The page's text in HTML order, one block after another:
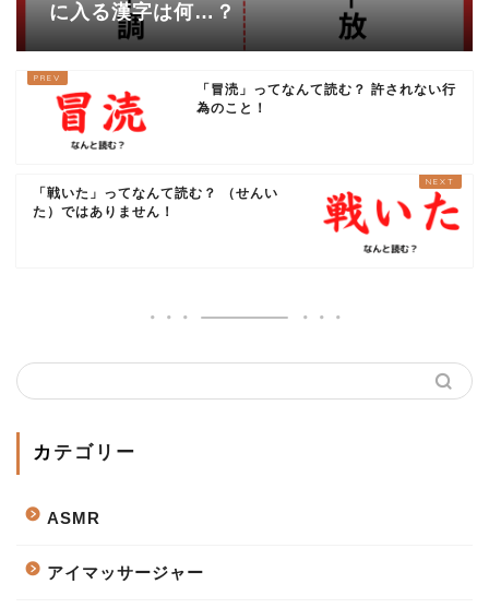
に入る漢字は何…？
「冒涜」ってなんて読む？ 許されない行
為のこと！
「戦いた」ってなんて読む？ （せんい
た）ではありません！
カテゴリー
ASMR
アイマッサージャー